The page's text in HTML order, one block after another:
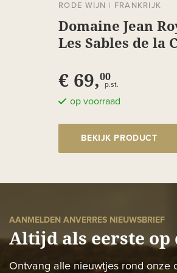
RODE WIJN | FRANKRIJK
Domaine Jean
Les Sables de la
€ 69,00
p.st.
op voorraad
BEKIJK PRODUCT
AANMELDEN ANVERRES NIEUWSBRIEF
Altijd als eerste op
Ontvang alle nieuwtjes rond onze